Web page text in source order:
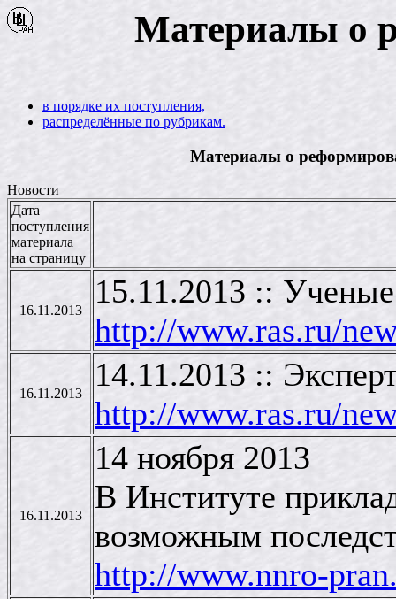
Материалы о
в порядке их поступления,
распределённые по рубрикам.
Материалы о
Новости
Дата
поступления
материала
на страницу
16.11.2013
15.11.2013 ::
http://www.ras.ru/
16.11.2013
14.11.2013 ::
http://www.ras.ru/
16.11.2013
14 ноября 2013
В Институте
возможным
http://www.nnro-